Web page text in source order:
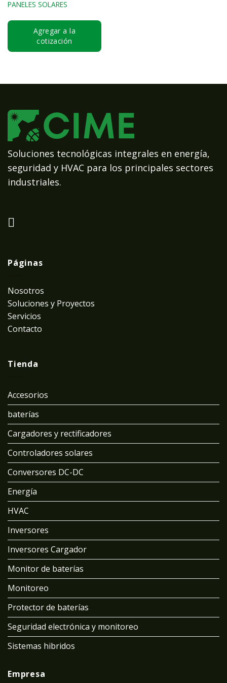
PANELES SOLARES
Agregar a la
cotización
Soluciones tecnológicas integrales en energía,
seguridad y HVAC para los principales sectores
industriales.
Páginas
Nosotros
Soluciones y Proyectos
Servicios
Contacto
Tienda
Accesorios
baterías
Cargadores y rectificadores
Controladores solares
Conversores DC-DC
Energía
HVAC
Inversores
Inversores Cargador
Monitor de baterías
Monitoreo
Protector de baterías
Seguridad electrónica y monitoreo
Sistemas hibridos
Empresa